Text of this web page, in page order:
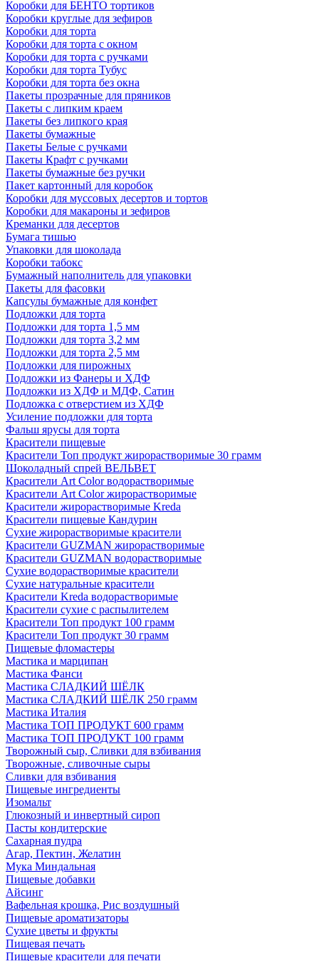
Коробки для БЕНТО тортиков
Коробки круглые для зефиров
Коробки для торта
Коробки для торта с окном
Коробки для торта с ручками
Коробки для торта Тубус
Коробки для торта без окна
Пакеты прозрачные для пряников
Пакеты с липким краем
Пакеты без липкого края
Пакеты бумажные
Пакеты Белые с ручками
Пакеты Крафт с ручками
Пакеты бумажные без ручки
Пакет картонный для коробок
Коробки для муссовых десертов и тортов
Коробки для макароны и зефиров
Креманки для десертов
Бумага тишью
Упаковки для шоколада
Коробки табокс
Бумажный наполнитель для упаковки
Пакеты для фасовки
Капсулы бумажные для конфет
Подложки для торта
Подложки для торта 1,5 мм
Подложки для торта 3,2 мм
Подложки для торта 2,5 мм
Подложки для пирожных
Подложки из Фанеры и ХДФ
Подложки из ХДФ и МДФ, Сатин
Подложка с отверстием из ХДФ
Усиление подложки для торта
Фальш ярусы для торта
Красители пищевые
Красители Топ продукт жирорастворимые 30 грамм
Шоколадный спрей ВЕЛЬВЕТ
Красители Art Color водорастворимые
Красители Art Color жирорастворимые
Красители жирорастворимые Kreda
Красители пищевые Кандурин
Сухие жирорастворимые красители
Красители GUZMAN жирорастворимые
Красители GUZMAN водорастворимые
Сухие водорастворимые красители
Сухие натуральные красители
Красители Kreda водорастворимые
Красители сухие с распылителем
Красители Топ продукт 100 грамм
Красители Топ продукт 30 грамм
Пищевые фломастеры
Мастика и марципан
Мастика Фанси
Мастика СЛАДКИЙ ШЁЛК
Мастика СЛАДКИЙ ШЁЛК 250 грамм
Мастика Италия
Мастика ТОП ПРОДУКТ 600 грамм
Мастика ТОП ПРОДУКТ 100 грамм
Творожный сыр, Сливки для взбивания
Творожные, сливочные сыры
Сливки для взбивания
Пищевые ингредиенты
Изомальт
Глюкозный и инвертный сироп
Пасты кондитерские
Сахарная пудра
Агар, Пектин, Желатин
Мука Миндальная
Пищевые добавки
Айсинг
Вафельная крошка, Рис воздушный
Пищевые ароматизаторы
Сухие цветы и фрукты
Пищевая печать
Пищевые красители для печати